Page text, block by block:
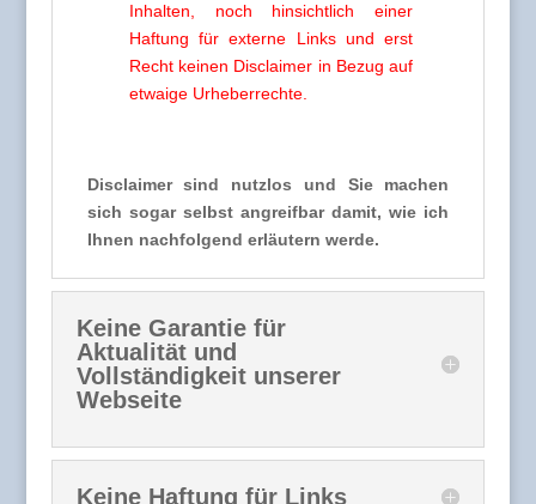
Inhalten, noch hinsichtlich einer
Haftung für externe Links und erst
Recht keinen Disclaimer in Bezug auf
etwaige Urheberrechte.
Disclaimer sind nutzlos und Sie machen
sich sogar selbst angreifbar damit, wie ich
Ihnen nachfolgend erläutern werde.
Keine Garantie für
Aktualität und
Vollständigkeit unserer
Webseite
Keine Haftung für Links